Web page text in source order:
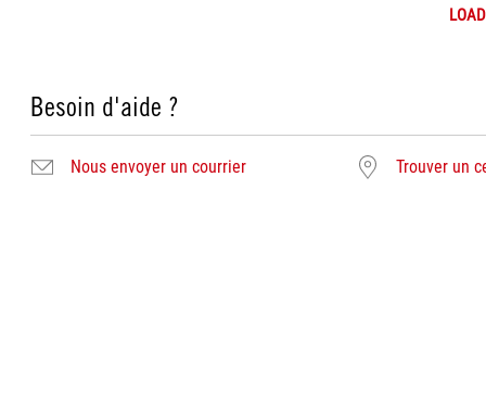
Besoin d'aide ?
Nous envoyer un courrier Trouver un